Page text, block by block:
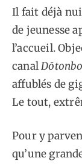
Il fait déjà
de jeunesse
l’accueil.
canal
affublés de
Le tout,
Pour y
qu’une